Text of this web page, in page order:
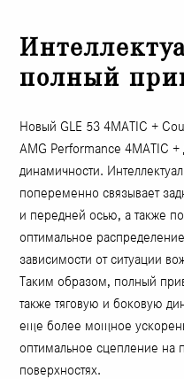
полный
Новый GLE 53 4MATIC +
AMG Performance 4MATIC +
динамичности.
попеременно связывает
и передней осью, а также
оптимальное
зависимости от ситуации
Таким образом, полный
также тяговую и боковую
еще более мощное
оптимальное сцепление на
поверхностях.